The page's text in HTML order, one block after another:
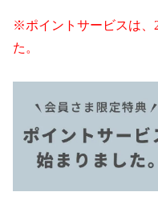
※ポイントサービスは、
た。